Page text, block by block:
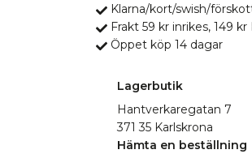
Klarna/kort/swish/
Frakt 59 kr inrikes, 149 kr
Öppet köp 14 dagar
Lagerbutik
Hantverkaregatan 7
371 35 Karlskrona
Hämta en beställning